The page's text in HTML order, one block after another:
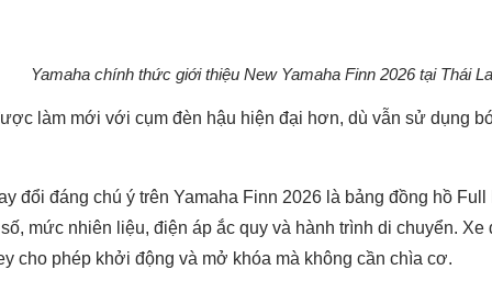
Yamaha chính thức giới thiệu New Yamaha Finn 2026 tại Thái
làm mới với cụm đèn hậu hiện đại hơn, dù vẫn sử dụng
đổi đáng chú ý trên Yamaha Finn 2026 là bảng đồng hồ
mức nhiên liệu, điện áp ắc quy và hành trình di chuyển. Xe
cho phép khởi động và mở khóa mà không cần chìa cơ.